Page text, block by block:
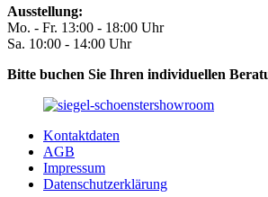
Ausstellung:
Mo. - Fr. 13:00 - 18:00 Uhr
Sa. 10:00 - 14:00 Uhr
Bitte buchen Sie Ihren individuellen
Kontaktdaten
AGB
Impressum
Datenschutzerklärung